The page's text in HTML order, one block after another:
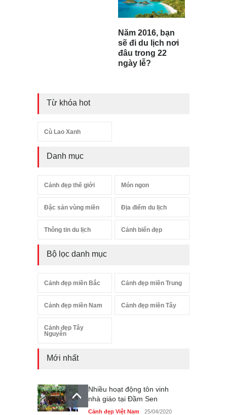
Năm 2016, bạn
sẽ đi du lịch nơi
đâu trong 22
ngày lễ?
Từ khóa hot
Cù Lao Xanh
Danh mục
Cảnh đẹp thế giới Món ngon
Đặc sản vùng miền Địa điểm du lịch
Thông tin du lịch Cảnh biển đẹp
Bộ lọc danh mục
Cảnh đẹp miền Bắc Cảnh đẹp miền Trung
Cảnh đẹp miền Nam Cảnh đẹp miền Tây
Cảnh đẹp Tây
Nguyên
Mới nhất
Nhiều hoạt động tôn vinh
nhà giáo tại Đầm Sen
Cảnh đẹp Việt Nam 25/04/2020